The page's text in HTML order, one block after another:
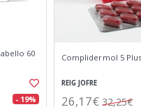
60
- 19%
Complidermol 5
REIG JOFRE
26,17€ 32,25€